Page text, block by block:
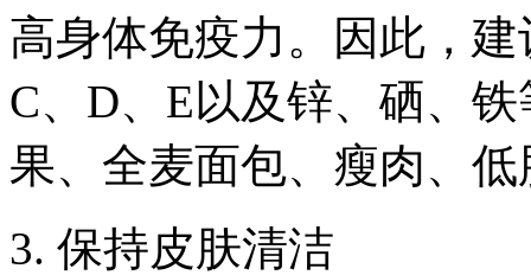
高身体免疫力。因此，
C、D、E以及锌、硒、
果、全麦面包、瘦肉、
3. 保持皮肤清洁